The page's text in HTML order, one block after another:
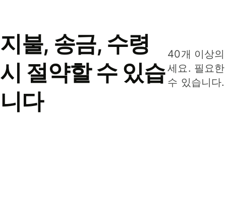
지불, 송금, 수령
시 절약할 수 있습
니다
40개 이상
세요. 필요
수 있습니다.